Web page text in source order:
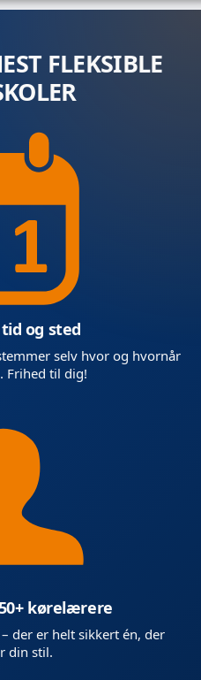
FLEKSIBLE
og sted
selv hvor og hvornår
Frihed til dig!
kørelærere
der er helt sikkert én, der
din stil.